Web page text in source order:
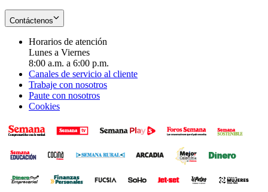
Contáctenos
Horarios de atención
Lunes a Viernes
8:00 a.m. a 6:00 p.m.
Canales de servicio al cliente
Trabaje con nosotros
Paute con nosotros
Cookies